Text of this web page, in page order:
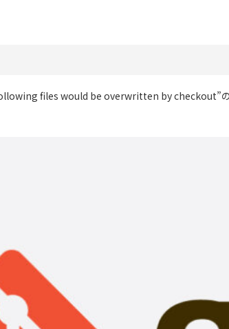
files would be overwritten by checkout”